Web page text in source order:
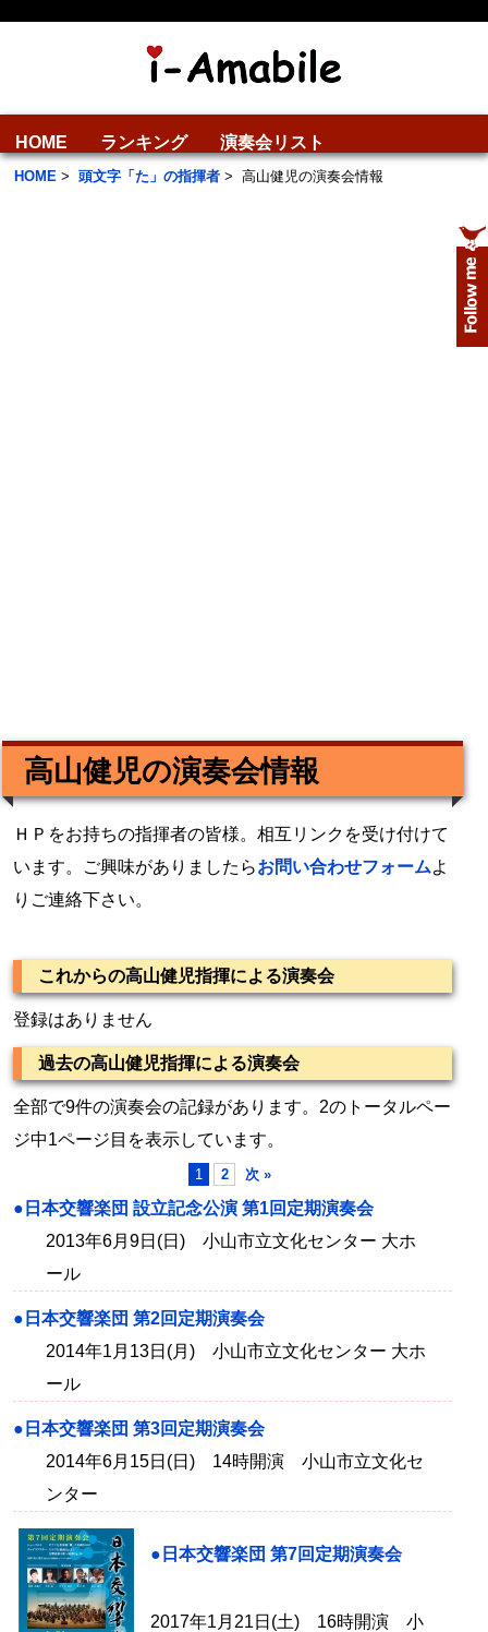
HOME ランキング 演奏会リスト
HOME > 頭文字「た」の指揮者 > 高山健児の演奏会情報
高山健児の演奏会情報
ＨＰをお持ちの指揮者の皆様。相互リンクを受け付けて
います。ご興味がありましたらお問い合わせフォームよ
りご連絡下さい。
これからの高山健児指揮による演奏会
登録はありません
過去の高山健児指揮による演奏会
全部で9件の演奏会の記録があります。2のトータルペー
ジ中1ページ目を表示しています。
1 2 次 »
●日本交響楽団 設立記念公演 第1回定期演奏会
2013年6月9日(日) 小山市立文化センター 大ホ
ール
●日本交響楽団 第2回定期演奏会
2014年1月13日(月) 小山市立文化センター 大ホ
ール
●日本交響楽団 第3回定期演奏会
2014年6月15日(日) 14時開演 小山市立文化セ
ンター
●日本交響楽団 第7回定期演奏会
2017年1月21日(土) 16時開演 小